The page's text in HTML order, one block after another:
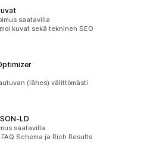
saatavilla
kuvat sekä tekninen SEO
(lähes) välittömästi
saatavilla
Schema ja Rich Results